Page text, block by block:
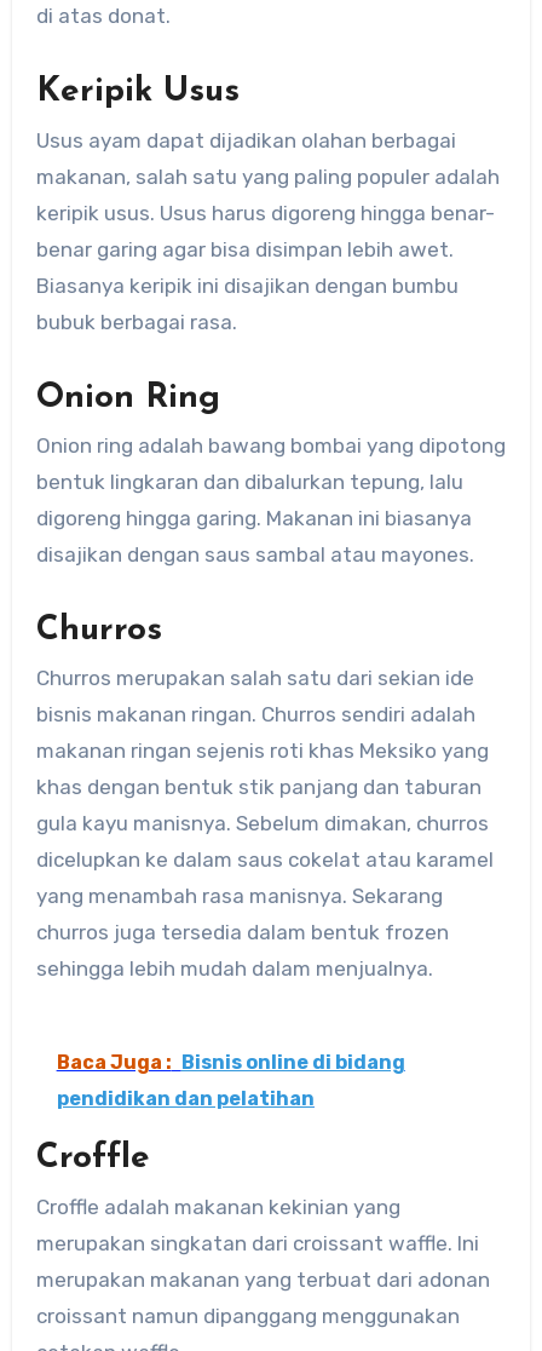
di atas donat.
Keripik Usus
Usus ayam dapat dijadikan olahan berbagai
makanan, salah satu yang paling populer adalah
keripik usus. Usus harus digoreng hingga benar-
benar garing agar bisa disimpan lebih awet.
Biasanya keripik ini disajikan dengan bumbu
bubuk berbagai rasa.
Onion Ring
Onion ring adalah bawang bombai yang dipotong
bentuk lingkaran dan dibalurkan tepung, lalu
digoreng hingga garing. Makanan ini biasanya
disajikan dengan saus sambal atau mayones.
Churros
Churros merupakan salah satu dari sekian ide
bisnis makanan ringan. Churros sendiri adalah
makanan ringan sejenis roti khas Meksiko yang
khas dengan bentuk stik panjang dan taburan
gula kayu manisnya. Sebelum dimakan, churros
dicelupkan ke dalam saus cokelat atau karamel
yang menambah rasa manisnya. Sekarang
churros juga tersedia dalam bentuk frozen
sehingga lebih mudah dalam menjualnya.
Baca Juga :
Bisnis online di bidang
pendidikan dan pelatihan
Croffle
Croffle adalah makanan kekinian yang
merupakan singkatan dari croissant waffle. Ini
merupakan makanan yang terbuat dari adonan
croissant namun dipanggang menggunakan